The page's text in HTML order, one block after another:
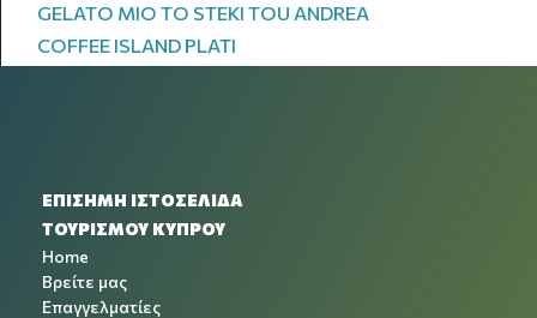
GELATO MIO TO STEKI TOU ANDREA
COFFEE ISLAND PLATI
ΕΠΙΣΗΜΗ ΙΣΤΟΣΕΛΙΔΑ
ΤΟΥΡΙΣΜΟΥ ΚΥΠΡΟΥ
Home
Βρείτε μας
Επαγγελματίες